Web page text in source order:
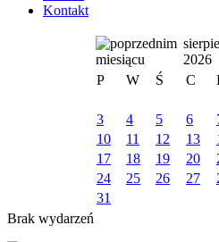
Kontakt
2026
P
W Ś C
3
4 5 6
10
11 12 13
17
18 19 20
24
25 26 27
31
Brak wydarzeń